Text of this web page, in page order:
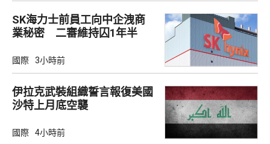
SK海力士前員工向中企洩商
業秘密 二審維持囚1年半
國際 3小時前
伊拉克武裝組織誓言報復美國
沙特上月底空襲
國際 4小時前